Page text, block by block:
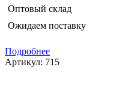
Оптовый склад
Ожидаем поставку
Подробнее
Артикул: 715